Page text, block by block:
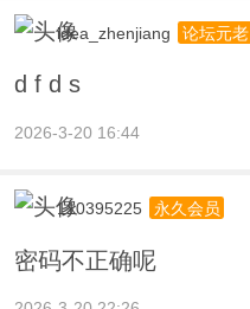
idea_zhenjiang 论坛元老
d f d s
2026-3-20 16:44
110395225 永久会员
密码不正确呢